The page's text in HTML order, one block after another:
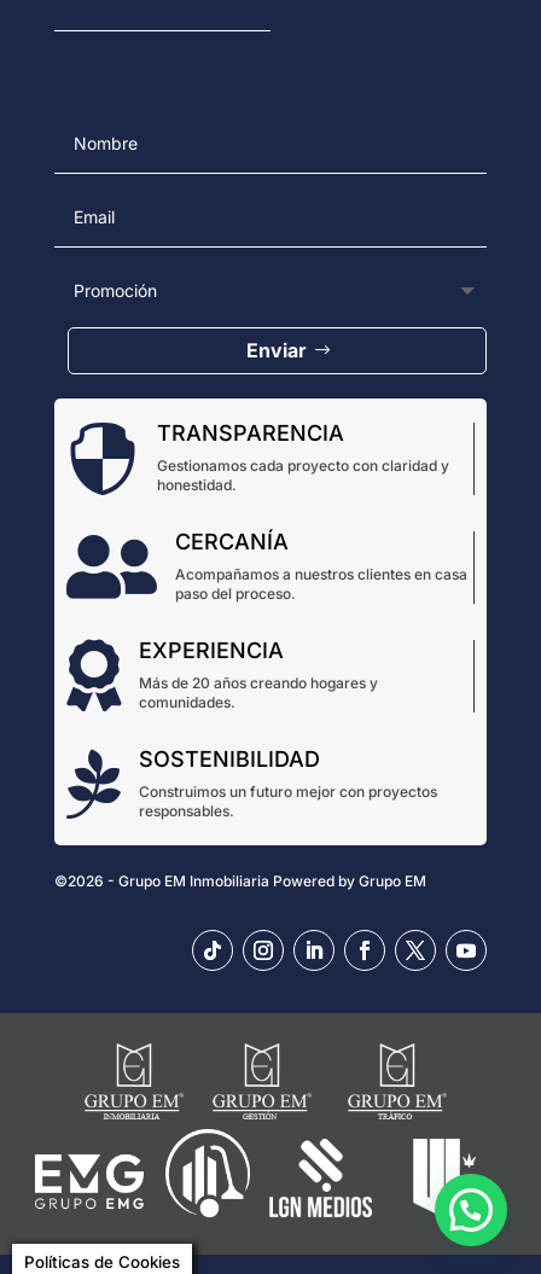
Enviar
 TRANSPARENCIA
Gestionamos cada proyecto con claridad y
honestidad.
 CERCANÍA
Acompañamos a nuestros clientes en casa
paso del proceso.
 EXPERIENCIA
Más de 20 años creando hogares y
comunidades.
 SOSTENIBILIDAD
Construimos un futuro mejor con proyectos
responsables.
©2026 - Grupo EM Inmobiliaria Powered by Grupo EM
Políticas de Cookies